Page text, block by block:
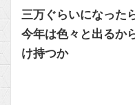
三万ぐらいになった
今年は色々と出るか
け持つか